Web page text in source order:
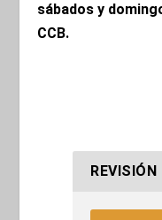
sábados y
CCB.
REVISIÓN